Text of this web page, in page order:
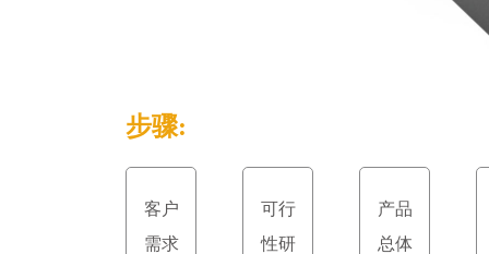
步骤:
客户
需求
可行
性研
产品
总体